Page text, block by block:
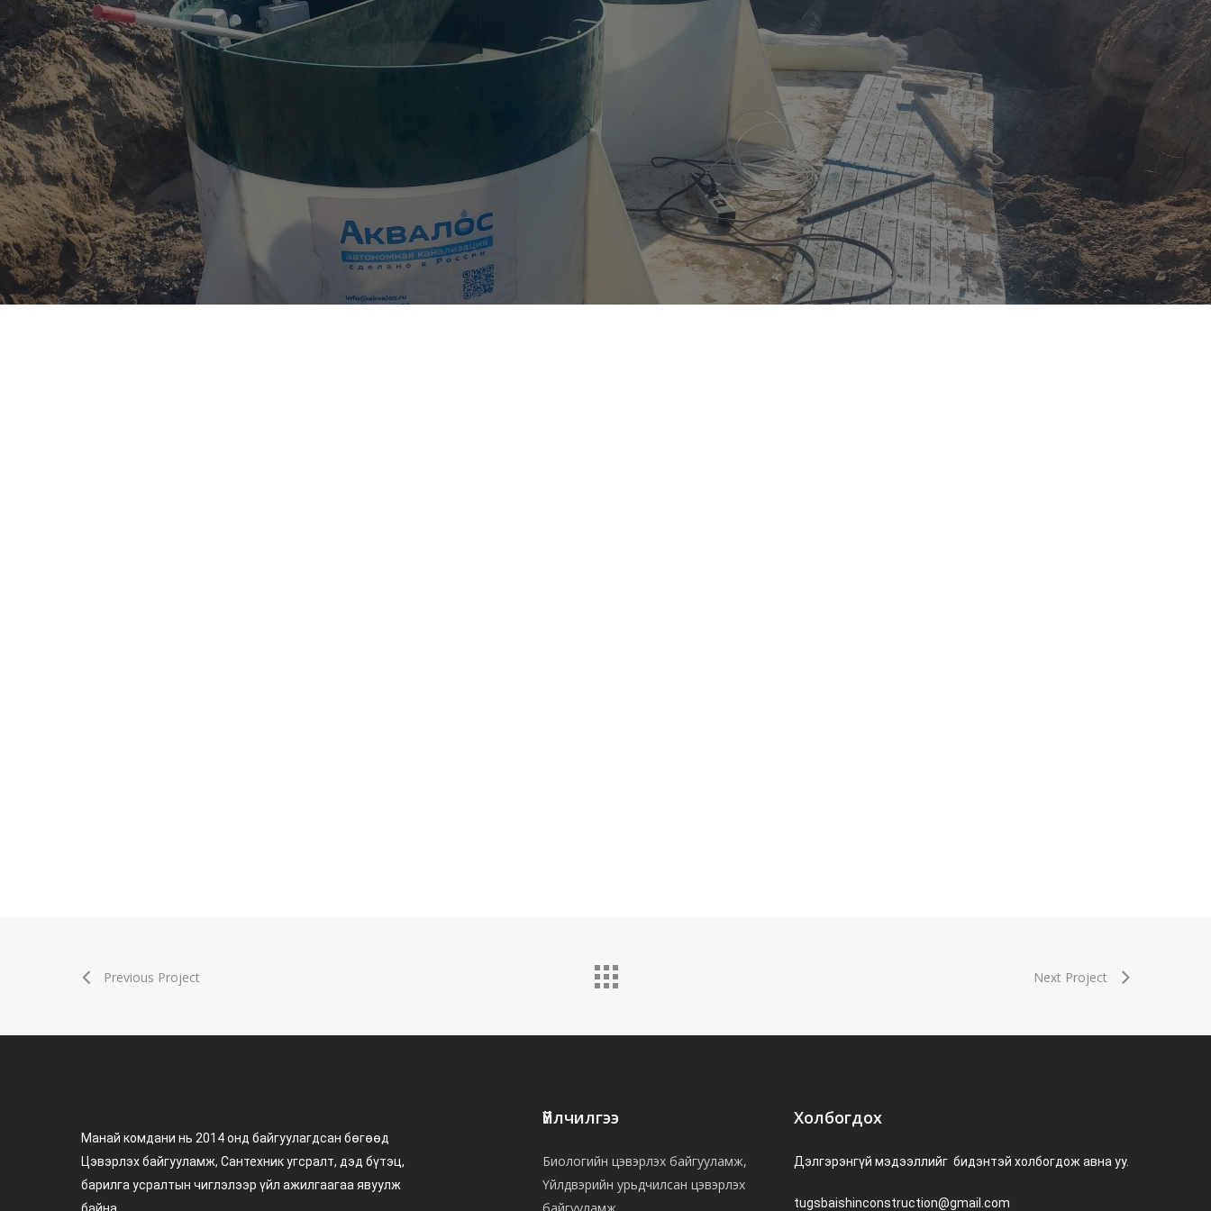
Захиалагч:Бодь санаа трейвел ххк
Хэрэглэгчийн тоо : 100 хүний цэвэрлэх байгууламж.
Цэвэрлэх байгууламжийн танкны багтаамж: м3
Танкны тоо :1
Хоногт цэвэрлэх бохир усны хэмжээ: 18м3.
Previous Project Next Project
Манай комдани нь 2014 онд байгуулагдсан бөгөөд
Цэвэрлэх байгууламж, Сантехник угсралт, дэд бүтэц,
барилга усралтын чиглэлээр үйл ажилгаагаа явуулж
Үйлчилгээ
Биологийн цэвэрлэх байгууламж,
Үйлдвэрийн урьдчилсан цэвэрлэх
Холбогдох
Дэлгэрэнгүй мэдээллийг бидэнтэй холбогдож авна уу.
tugsbaishinconstruction@gmail.com